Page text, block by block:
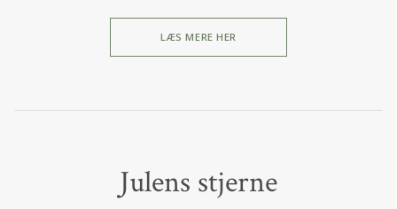
LÆS MERE HER
Julens stjerne